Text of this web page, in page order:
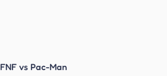
FNF vs Pac-Man